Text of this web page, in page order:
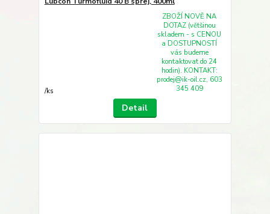
/ks
ZBOŽÍ NOVĚ NA
DOTAZ (většinou
skladem - s CENOU
a DOSTUPNOSTÍ
vás budeme
kontaktovat do 24
hodin). KONTAKT:
prodej@ik-oil.cz, 603
345 409
Detail